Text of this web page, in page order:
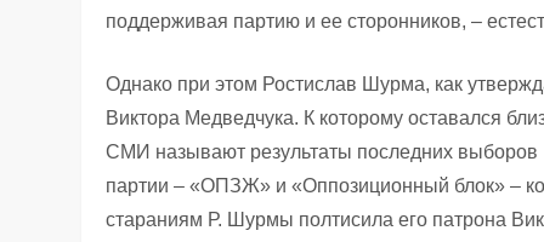
поддерживая партию и ее сторонников, –
Однако при этом Ростислав Шурма, как
Виктора Медведчука. К которому оставался
СМИ называют результаты последних выборов
партии – «ОПЗЖ» и «Оппозиционный блок» –
стараниям Р. Шурмы полтисила его патрона